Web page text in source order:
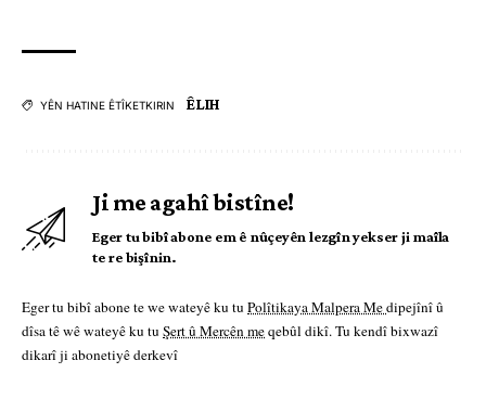
YÊN HATINE ÊTÎKETKIRIN ÊLIH
Ji me agahî bistîne!
Eger tu bibî abone em ê nûçeyên lezgîn yekser ji maîla
te re bişînin.
Eger tu bibî abone te we wateyê ku tu Polîtikaya Malpera Medipejînî û
dîsa tê wê wateyê ku tu Şert û Mercên meqebûl dikî. Tu kendî bixwazî
dikarî ji abonetiyê derkevî